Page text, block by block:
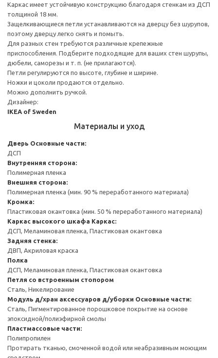
Каркас имеет устойчивую конструкцию благодаря стенкам из ДСП
толщиной 18 мм.
Защелкивающиеся петли устанавливаются на дверцу без шурупов,
поэтому дверцу легко снять и помыть.
Для разных стен требуются различные крепежные
приспособления. Подберите подходящие для ваших стен шурупы,
дюбели, саморезы и т. п. (не прилагаются).
Петли регулируются по высоте, глубине и ширине.
Ножки и цоколи продаются отдельно.
Можно дополнить ручкой.
Дизайнер:
IKEA of Sweden
Материалы и уход
Дверь Основные части:
ДСП
Внутренняя сторона:
Полимерная пленка
Внешняя сторона:
Полимерная пленка (мин. 90 % переработанного материала)
Кромка:
Пластиковая окантовка (мин. 50 % переработанного материала)
Каркас высокого шкафа Каркас:
ДСП, Меламиновая пленка, Пластиковая окантовка
Задняя стенка:
ДВП, Акриловая краска
Полка
ДСП, Меламиновая пленка, Пластиковая окантовка
Петля со встроенным стопором
Сталь, Никелирование
Модуль д/хран аксессуаров д/уборки Основные части:
Сталь, Пигментированное порошковое покрытие на основе
эпоксидной/полиэфирной смолы
Пластмассовые части:
Полипропилен
Протирать тканью, смоченной водой или неабразивным моющим